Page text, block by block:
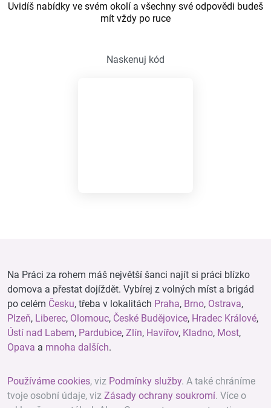
Uvidíš nabídky ve svém okolí a všechny své odpovědi budeš
mít vždy po ruce
Naskenuj kód
Na Práci za rohem máš největší šanci najít si práci blízko
domova a přestat dojíždět. Vybírej z volných míst a brigád
po celém Česku, třeba v lokalitách Praha, Brno, Ostrava,
Plzeň, Liberec, Olomouc, České Budějovice, Hradec Králové,
Ústí nad Labem, Pardubice, Zlín, Havířov, Kladno, Most,
Opava a mnoha dalších.
Používáme cookies, viz Podmínky služby. A také chráníme
tvoje osobní údaje, viz Zásady ochrany soukromí. Více o